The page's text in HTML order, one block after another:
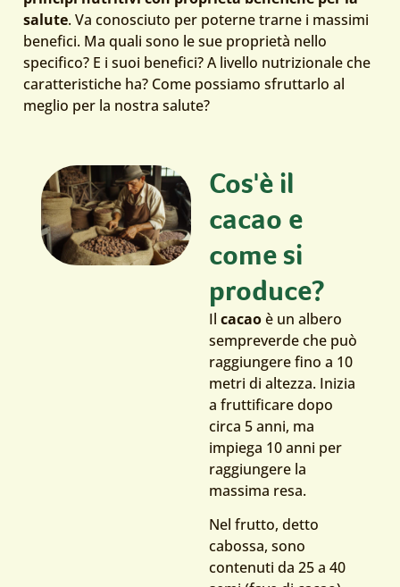
salute. Va conosciuto per poterne trarne i massimi
benefici. Ma quali sono le sue proprietà nello
specifico? E i suoi benefici? A livello nutrizionale che
caratteristiche ha? Come possiamo sfruttarlo al
meglio per la nostra salute?
Cos'è il
cacao e
come si
produce?​
Il cacaoè un albero
sempreverde che può
raggiungere fino a 10
metri di altezza. Inizia
a fruttificare dopo
circa 5 anni, ma
impiega 10 anni per
raggiungere la
massima resa.
Nel frutto, detto
cabossa, sono
contenuti da 25 a 40